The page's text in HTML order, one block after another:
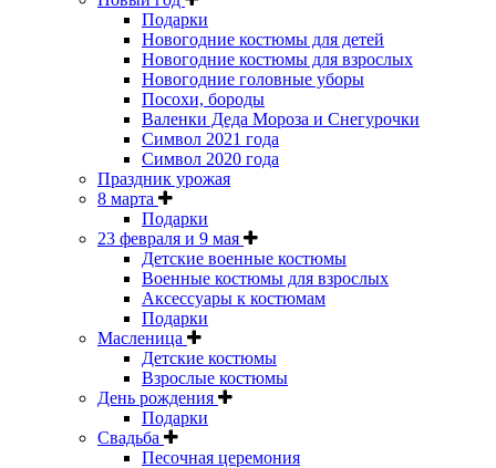
Подарки
Новогодние костюмы для детей
Новогодние костюмы для взрослых
Новогодние головные уборы
Посохи, бороды
Валенки Деда Мороза и Снегурочки
Символ 2021 года
Символ 2020 года
Праздник урожая
8 марта
Подарки
23 февраля и 9 мая
Детские военные костюмы
Военные костюмы для взрослых
Аксессуары к костюмам
Подарки
Масленица
Детские костюмы
Взрослые костюмы
День рождения
Подарки
Свадьба
Песочная церемония